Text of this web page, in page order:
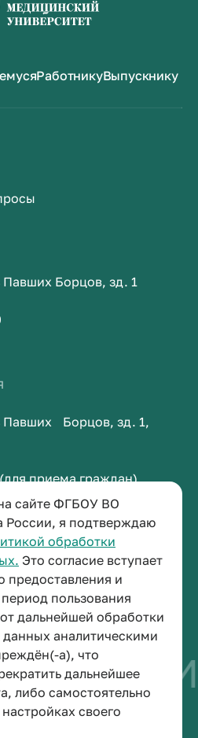
сайте ФГБОУ ВО
России, я подтверждаю
обработки
Это согласие вступает
предоставления и
пользования
дальнейшей обработки
аналитическими
а), что
дальнейшее
либо самостоятельно
своего
РаботникуВыпускнику
Павших Борцов, зд. 1
Павших Борцов, зд. 1,
приема граждан)
Павших Борцов, зд. 1,
(перерыв с 12.30 до 13.00)
медицинский университет